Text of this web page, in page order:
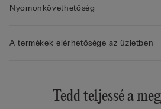
Nyomonkövethetőség
A termékek elérhetősége az üzletben
Tedd teljessé a